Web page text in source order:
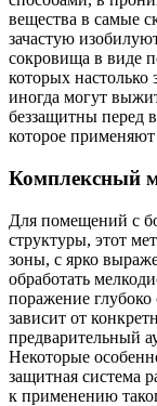
вещества в самые
зачастую
сокровища в виде
которых
иногда могут
беззащитны перед
которое
Комплексный
Для помещений с
структуры, этот
зоны, с ярко
обработать
поражение
зависит от
предварительный
Некоторые
защитная система
к применению